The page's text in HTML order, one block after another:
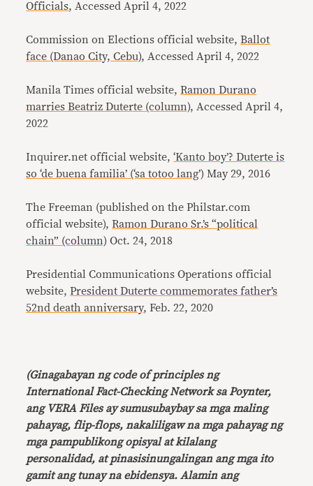
Officials, Accessed April 4, 2022
Commission on Elections official website,Ballot
face (Danao City, Cebu), Accessed April 4, 2022
Manila Times official website,Ramon Durano
marries Beatriz Duterte (column), Accessed April 4,
2022
Inquirer.net official website,‘Kanto boy’? Duterte is
so ‘de buena familia’ (‘sa totoo lang’) May 29, 2016
The Freeman (published on the Philstar.com
official website),Ramon Durano Sr.’s “political
chain” (column) Oct. 24, 2018
Presidential Communications Operations official
website,President Duterte commemorates father’s
52nd death anniversary, Feb. 22, 2020
(Ginagabayan ng code of principles ng
International Fact-Checking Network sa Poynter,
ang VERA Files ay sumusubaybay sa mga maling
pahayag, flip-flops, nakaliligaw na mga pahayag ng
mga pampublikong opisyal at kilalang
personalidad, at pinasisinungalingan ang mga ito
gamit ang tunay na ebidensya. Alamin ang